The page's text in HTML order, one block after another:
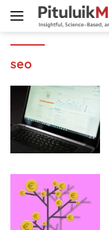
Langsung
seo